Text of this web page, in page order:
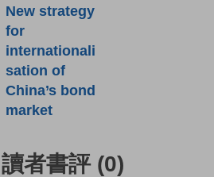
New strategy
for
internationali
sation of
China’s bond
market
讀者書評 (0)